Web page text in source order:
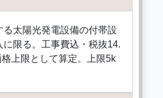
る太陽光発電設備の付帯設
に限る。工事費込・税抜14.
上限として算定。上限5k